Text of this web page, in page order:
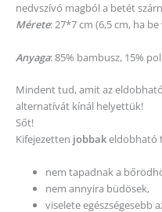
nedvszívó magból a betét
Mérete: 27*7 cm (6,5 cm, ha
Anyaga: 85% bambusz, 15%
Mindent tud, amit az
alternatívát kínál helyettük!
Sőt!
Kifejezetten jobbakeldobható
nem tapadnak a
nem annyira büdösek,
viselete egészségesebb